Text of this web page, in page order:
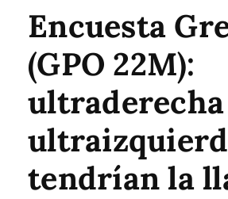
Encuesta
(GPO 22M):
tendrían la